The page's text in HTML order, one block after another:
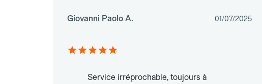
Giovanni Paolo A. 01/07/2025
Service irréprochable, toujours à